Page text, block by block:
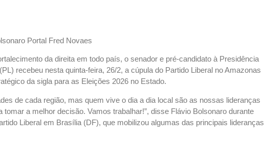
da direita em todo país, o senador e pré-candidato à Presidência
recebeu nesta quinta-feira, 26/2, a cúpula do Partido Liberal no Amazonas
da sigla para as Eleições 2026 no Estado.
de cada região, mas quem vive o dia a dia local são as nossas lideranças
tomar a melhor decisão. Vamos trabalhar!”, disse Flávio Bolsonaro durante
Liberal em Brasília (DF), que mobilizou algumas das principais lideranças